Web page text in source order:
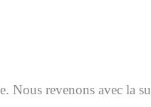
revenons avec la